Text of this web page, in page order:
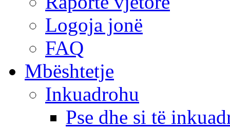
Logoja jonë
FAQ
Mbështetje
Inkuadrohu
Pse dhe si të